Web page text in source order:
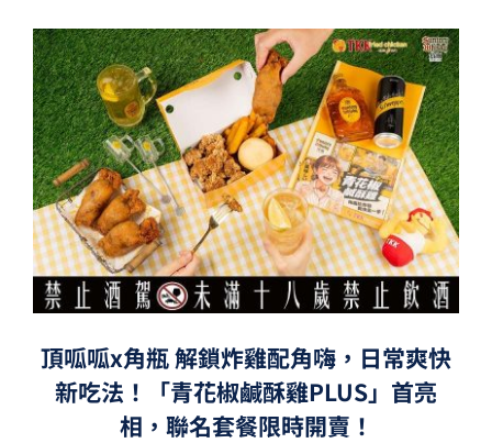
頂呱呱x角瓶 解鎖炸雞配角嗨，日常爽快
新吃法！「青花椒鹹酥雞PLUS」首亮
相，聯名套餐限時開賣！